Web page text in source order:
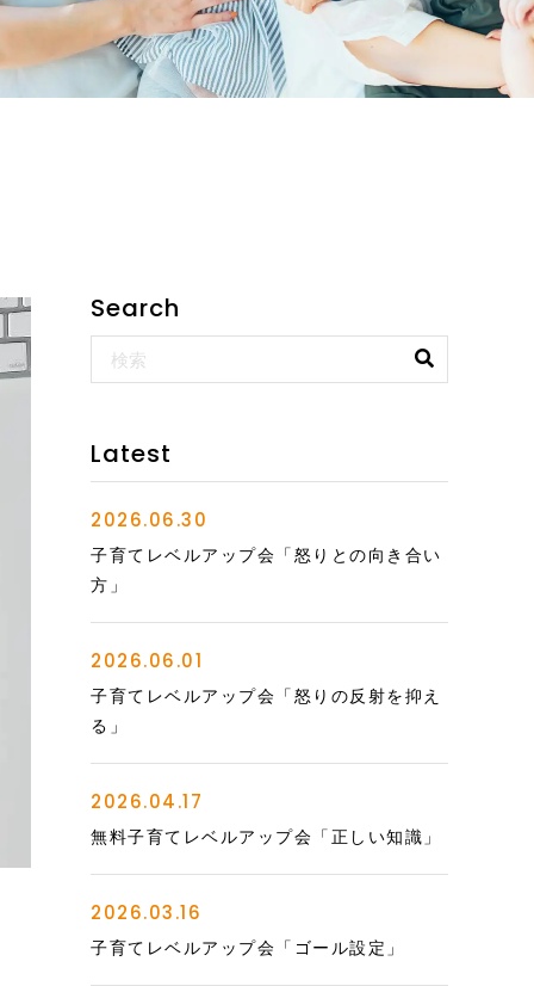
Search
Latest
2026.06.30
子育てレベルアップ会「怒りとの向き合い
方」
2026.06.01
子育てレベルアップ会「怒りの反射を抑え
る」
2026.04.17
無料子育てレベルアップ会「正しい知識」
2026.03.16
子育てレベルアップ会「ゴール設定」